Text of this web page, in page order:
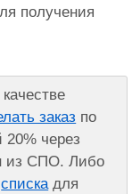
получения
качестве
заказ по
20% через
из СПО. Либо
спискадля